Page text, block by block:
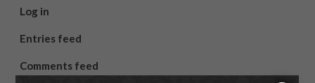
Log in
Entries feed
Comments feed